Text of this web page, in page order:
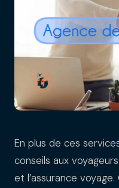
En plus de ces
conseils aux
et l’assurance